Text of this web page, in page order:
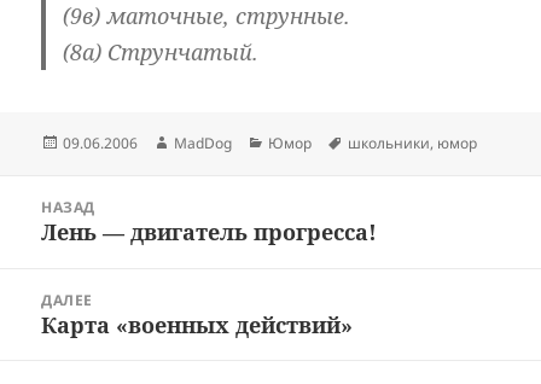
(9в) маточные, струнные.
(8а) Струнчатый.
Опубликовано
09.06.2006 Автор
MadDog Рубрики
Юмор Метки
школьники, юмор
записям
НАЗАД
Предыдущая
Лень — двигатель прогресса!
ДАЛЕЕ
Следующая
Карта «военных действий»